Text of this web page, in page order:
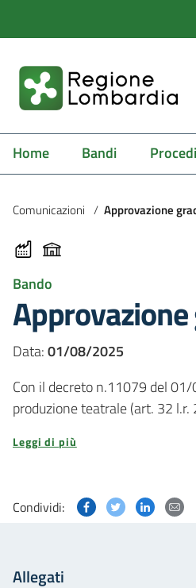
Home Bandi
Comunicazioni / Approvazione
Bando
Data:01/08/2025
Con il decreto n.11079 del
produzione teatrale (art. 32
Leggi di più
Condividi: CondividiCondividi
Allegati